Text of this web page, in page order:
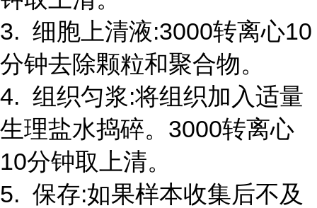
3. 细胞上清液:3000转离心10
分钟去除颗粒和聚合物。
4. 组织匀浆:将组织加入适量
生理盐水捣碎。3000转离心
10分钟取上清。
5. 保存:如果样本收集后不及